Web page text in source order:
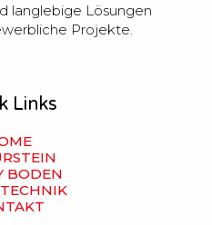
langlebige Lösungen
Projekte.
Links
BODEN